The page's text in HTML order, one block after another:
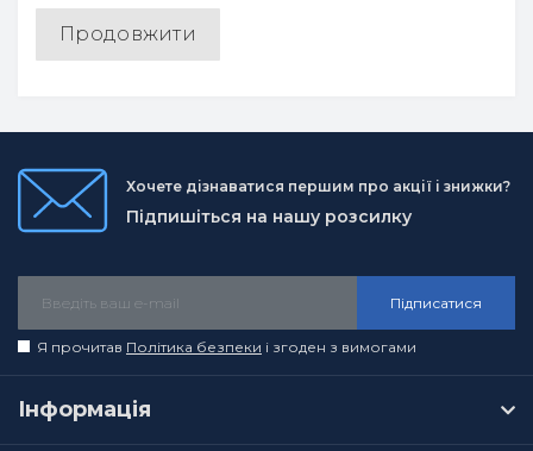
Продовжити
Хочете дізнаватися першим про акції і знижки?
Підпишіться на нашу розсилку
Підписатися
Я прочитав Політика безпеки і згоден з вимогами
Інформація